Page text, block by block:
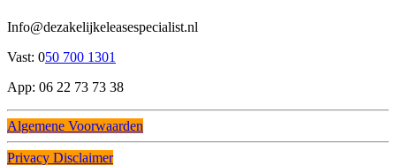
Info@dezakelijkeleasespecialist.nl
Vast: 050 700 1301
App: 06 22 73 73 38
Algemene Voorwaarden
Privacy Disclaimer